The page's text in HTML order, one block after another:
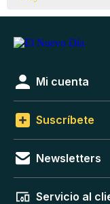
Mi cuenta
Suscríbete
Newsletters
Servicio al